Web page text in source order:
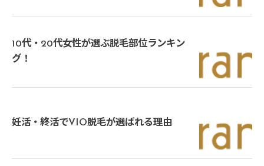
10代・20代女性が選ぶ脱毛部位ランキン
グ！
妊活・終活でVIO脱毛が選ばれる理由